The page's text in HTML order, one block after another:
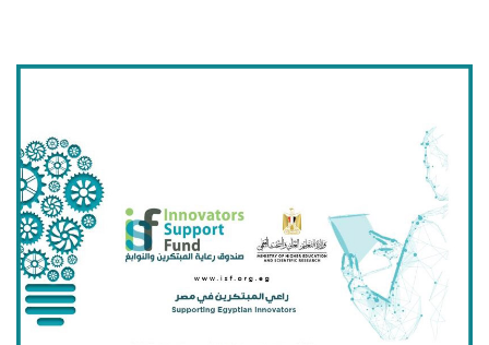
الطلاب
الدراسات العليا
الخريجين
الموظفون